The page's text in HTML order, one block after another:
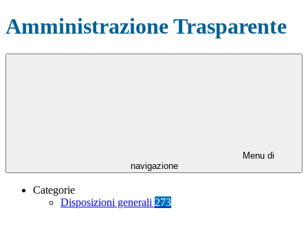
Amministrazione Trasparente
Menu di
navigazione
Categorie
Disposizioni generali 273